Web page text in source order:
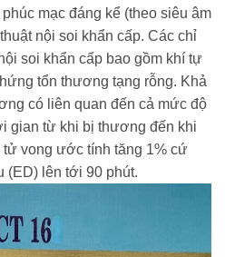
mạc đáng kể (theo siêu âm
nội soi khẩn cấp. Các chỉ
soi khẩn cấp bao gồm khí tự
tổn thương tạng rỗng. Khả
có liên quan đến cả mức độ
gian từ khi bị thương đến khi
tử vong ước tính tăng 1% cứ
(ED) lên tới 90 phút.